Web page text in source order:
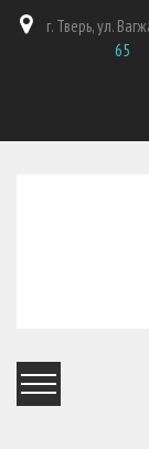
г. Тверь, ул.
65